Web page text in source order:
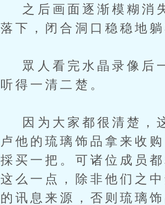
之后画面逐渐模糊消
落下，闭合洞口稳稳地
眾人看完水晶录像后
听得一清二楚。
因为大家都很清楚，
卢他的琉璃饰品拿来收
採买一把。可诸位成员
这么一点，除非他们之
的讯息来源，否则琉璃